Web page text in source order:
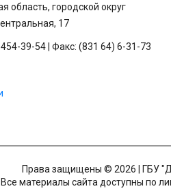
область, городской округ
17
39-54 | Факс: (831 64) 6-31-73
Права защищены © 2026 | ГБУ
Все материалы сайта доступны по